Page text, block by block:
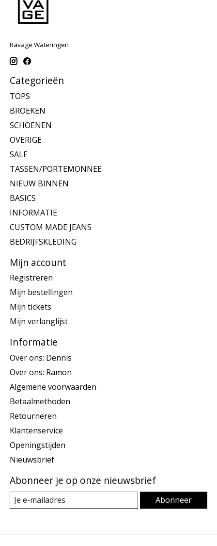
Ravage Wateringen
Categorieën
TOPS
BROEKEN
SCHOENEN
OVERIGE
SALE
TASSEN/PORTEMONNEE
NIEUW BINNEN
BASICS
INFORMATIE
CUSTOM MADE JEANS
BEDRIJFSKLEDING
Mijn account
Registreren
Mijn bestellingen
Mijn tickets
Mijn verlanglijst
Informatie
Over ons: Dennis
Over ons: Ramon
Algemene voorwaarden
Betaalmethoden
Retourneren
Klantenservice
Openingstijden
Nieuwsbrief
Abonneer je op onze nieuwsbrief
Abonneer